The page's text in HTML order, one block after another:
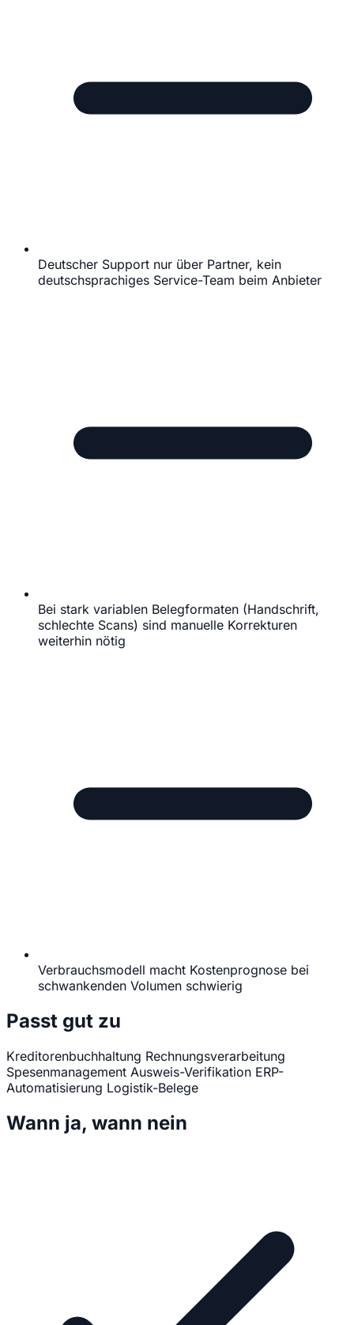
Deutscher Support nur über Partner, kein
deutschsprachiges Service-Team beim Anbieter
Bei stark variablen Belegformaten (Handschrift,
schlechte Scans) sind manuelle Korrekturen
weiterhin nötig
Verbrauchsmodell macht Kostenprognose bei
schwankenden Volumen schwierig
Passt gut zu
Kreditorenbuchhaltung Rechnungsverarbeitung
Spesenmanagement Ausweis-Verifikation ERP-
Automatisierung Logistik-Belege
Wann ja, wann nein